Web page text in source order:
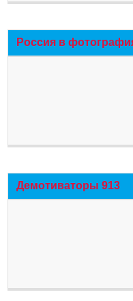
Россия в
Демотиваторы 913